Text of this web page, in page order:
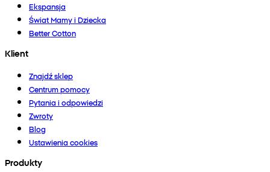
Ekspansja
Świat Mamy i Dziecka
Better Cotton
Klient
Znajdź sklep
Centrum pomocy
Pytania i odpowiedzi
Zwroty
Blog
Ustawienia cookies
Produkty